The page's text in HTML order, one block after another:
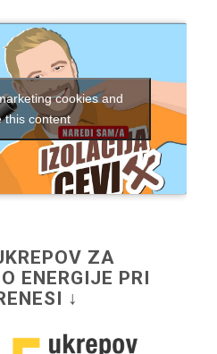
cookies and
this content
ZA
ENERGIJE PRI
↓